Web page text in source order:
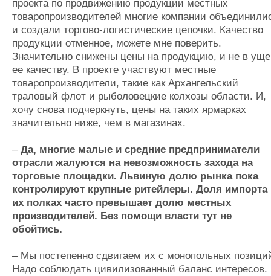
проекта по продвижению продукции местных
товаропроизводителей многие компании
и создали торгово-логистические цепочки. Качество
продукции отменное, можете мне поверить.
Значительно снижены цены на продукцию, и не в
ее качеству. В проекте участвуют местные
товаропроизводители, такие как Архангельский
траловый флот и рыболовецкие колхозы области. И,
хочу снова подчеркнуть, цены на таких ярмарках
значительно ниже, чем в магазинах.
– Да, многие малые и средние предприниматели
отрасли жалуются на невозможность захода на
торговые площадки. Львиную долю рынка пока
контролируют крупные ритейлеры. Доля импорта
их полках часто превышает долю местных
производителей. Без помощи власти тут не
обойтись.
– Мы постепенно сдвигаем их с монопольных
Надо соблюдать цивилизованный баланс интересов.